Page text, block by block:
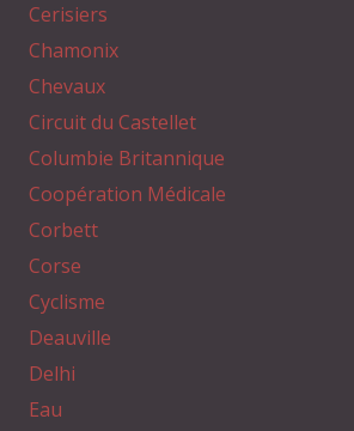
Cerisiers
Chamonix
Chevaux
Circuit du Castellet
Columbie Britannique
Coopération Médicale
Corbett
Corse
Cyclisme
Deauville
Delhi
Eau